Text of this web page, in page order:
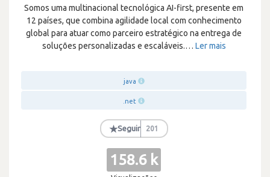
Somos uma multinacional tecnológica AI-first, presente em
12 países, que combina agilidade local com conhecimento
global para atuar como parceiro estratégico na entrega de
soluções personalizadas e escaláveis.… Ler mais
java
.net
★Seguir 201
158.6 k